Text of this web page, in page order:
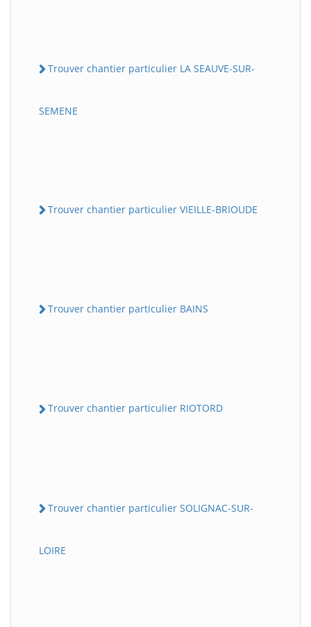
Trouver chantier particulier LA SEAUVE-SUR-
SEMENE
Trouver chantier particulier VIEILLE-BRIOUDE
Trouver chantier particulier BAINS
Trouver chantier particulier RIOTORD
Trouver chantier particulier SOLIGNAC-SUR-
LOIRE